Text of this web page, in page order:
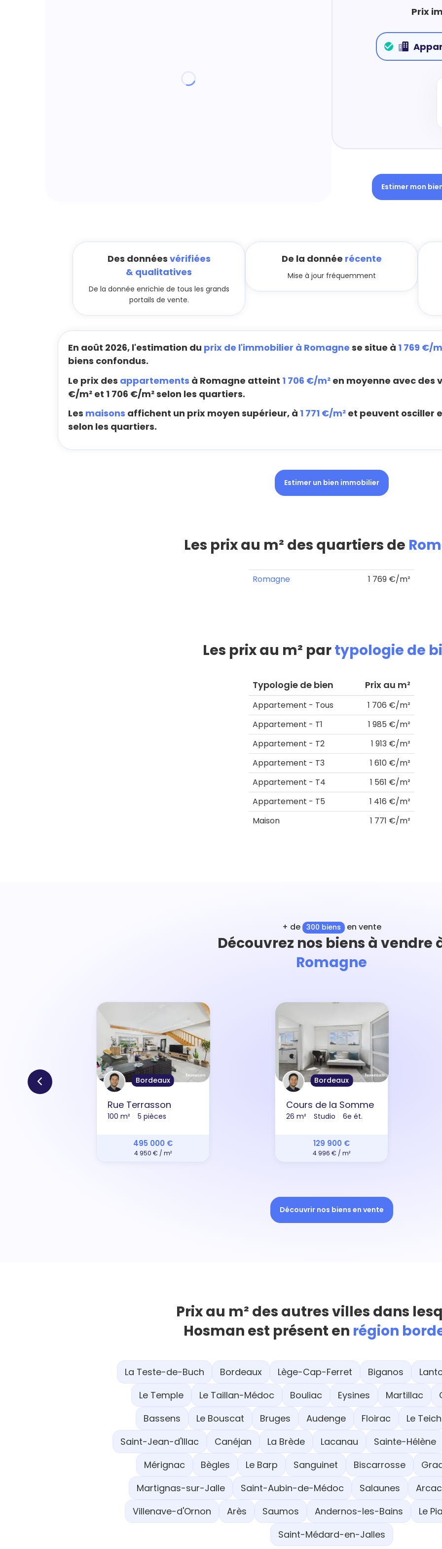
Prix
Estimer mon
Des données vérifiées
& qualitatives
De la donnée enrichie de tous les grands
portails de vente.
De la donnée récente
Mise à jour fréquemment
En août 2026, l'estimation du prix de l'immobilier à Romagne se situe à 1 769 €/
biens confondus.
Le prix des appartements à Romagne atteint 1 706 €/m² en moyenne avec des
€/m² et 1 706 €/m² selon les quartiers.
Les maisons affichent un prix moyen supérieur, à 1 771 €/m² et peuvent osciller
selon les quartiers.
Estimer un bien immobilier
Les prix au m² des quartiers de
Romagne 1 769 €/m²
Les prix au m² partypologie de
Typologie de bien Prix au m²
Appartement - Tous
1 706 €/m²
Appartement - T1
1 985 €/m²
Appartement - T2
1 913 €/m²
Appartement - T3
1 610 €/m²
Appartement - T4
1 561 €/m²
Appartement - T5
1 416 €/m²
Maison
1 771 €/m²
+ de 300 biens en vente
Découvrez nos biens à vendre
Romagne
Bordeaux
Rue Terrasson
100 m² 5 pièces
495 000 €
4 950 € / m²
Bordeaux
Cours de la Somme
26 m² Studio 6e ét.
129 900 €
4 996 € / m²
Découvrir nos biens en vente
Prix au m² des autres villes dans
Hosman est présent en région
La Teste-de-Buch Bordeaux Lège-Cap-Ferret Biganos
Le Temple
Le Taillan-Médoc Bouliac Eysines Martillac
Bassens
Le Bouscat Bruges Audenge Floirac Le Teich
Saint-Jean-d'Illac
Canéjan La Brède Lacanau Sainte-Hélène
Mérignac
Bègles Le Barp Sanguinet Biscarrosse
Martignas-sur-Jalle
Saint-Aubin-de-Médoc Salaunes
Villenave-d'Ornon
Arès Saumos Andernos-les-Bains Le
Saint-Médard-en-Jalles